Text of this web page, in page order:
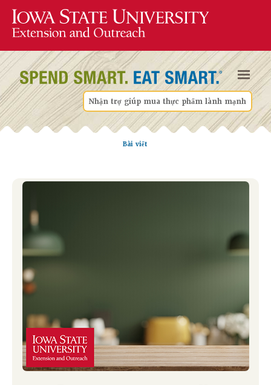
Nhận trợ giúp mua thực phẩm lành mạnh
Bài viết